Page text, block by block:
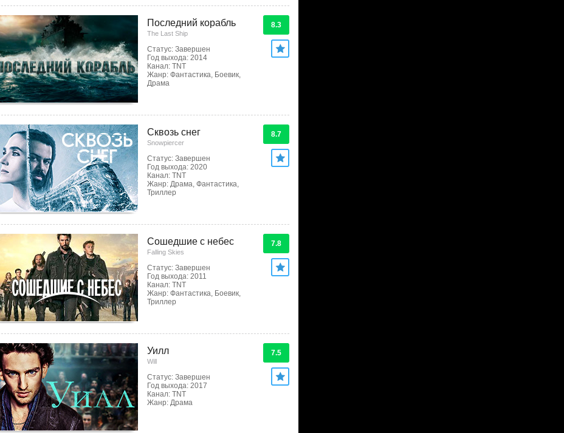
Последний корабль
The Last Ship
Статус: Завершен
Год выхода: 2014
Канал: TNT
Жанр: Фантастика, Боевик,
Драма
8.3
Сквозь снег
Snowpiercer
Статус: Завершен
Год выхода: 2020
Канал: TNT
Жанр: Драма, Фантастика,
Триллер
8.7
Сошедшие с небес
Falling Skies
Статус: Завершен
Год выхода: 2011
Канал: TNT
Жанр: Фантастика, Боевик,
Триллер
7.8
Уилл
Will
Статус: Завершен
Год выхода: 2017
Канал: TNT
Жанр: Драма
7.5